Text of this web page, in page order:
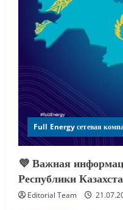
Full Energy сетевая
💜 Важная
Республики
Editorial Team